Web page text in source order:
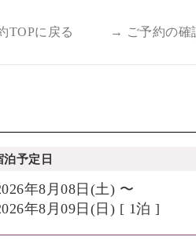
TOPに戻る → ご予約の確
泊予定日
年8月08日(土) 〜
年8月09日(日) [ 1泊 ]